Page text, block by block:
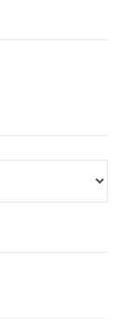
sur